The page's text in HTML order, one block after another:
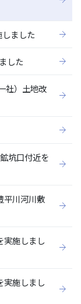
しました
した
社）土地改
坑口付近を
平川河川敷
実施しまし
実施しまし